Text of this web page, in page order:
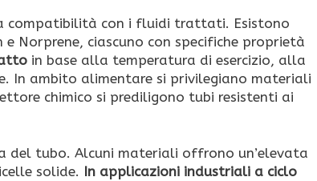
compatibilità con i fluidi trattati. Esistono
Norprene, ciascuno con specifiche proprietà
in base alla temperatura di esercizio, alla
In ambito alimentare si privilegiano materiali
chimico si prediligono tubi resistenti ai
tubo. Alcuni materiali offrono un’elevata
solide. In applicazioni industriali a ciclo